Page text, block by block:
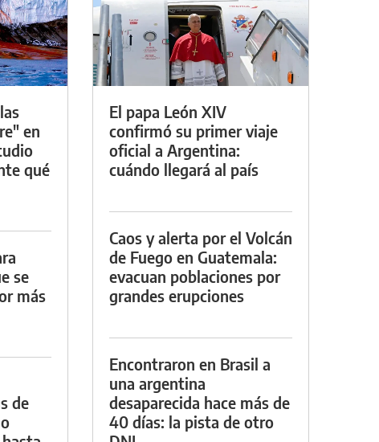
en
qué
se
más
de
El papa León XIV
confirmó su primer viaje
oficial a Argentina:
cuándo llegará al país
Caos y alerta por el Volcán
de Fuego en Guatemala:
evacuan poblaciones por
grandes erupciones
Encontraron en Brasil a
una argentina
desaparecida hace más de
40 días: la pista de otro